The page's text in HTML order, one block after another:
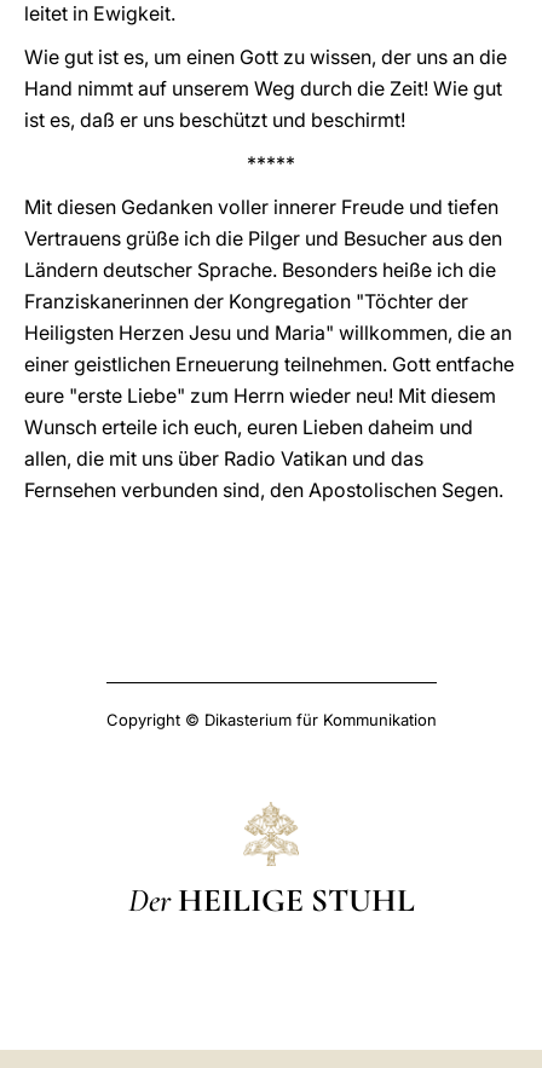
leitet in Ewigkeit.
Wie gut ist es, um einen Gott zu wissen, der uns an die
Hand nimmt auf unserem Weg durch die Zeit! Wie gut
ist es, daß er uns beschützt und beschirmt!
*****
Mit diesen Gedanken voller innerer Freude und tiefen
Vertrauens grüße ich die Pilger und Besucher aus den
Ländern deutscher Sprache. Besonders heiße ich die
Franziskanerinnen der Kongregation "Töchter der
Heiligsten Herzen Jesu und Maria" willkommen, die an
einer geistlichen Erneuerung teilnehmen. Gott entfache
eure "erste Liebe" zum Herrn wieder neu! Mit diesem
Wunsch erteile ich euch, euren Lieben daheim und
allen, die mit uns über Radio Vatikan und das
Fernsehen verbunden sind, den Apostolischen Segen.
Copyright © Dikasterium für Kommunikation
Der HEILIGE STUHL